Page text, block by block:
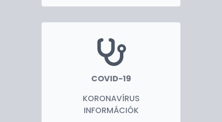
COVID-19
KORONAVÍRUS
INFORMÁCIÓK